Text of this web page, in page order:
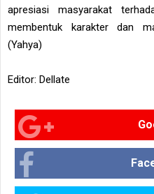
apresiasi masyarakat
membentuk karakter dan
(Yahya)
Editor: Dellate